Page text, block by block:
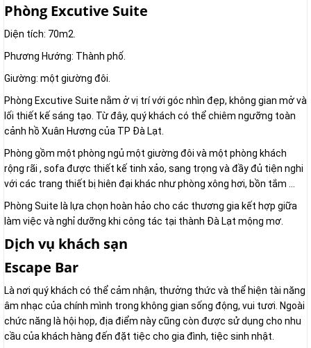
Phòng Excutive Suite
Diện tích: 70m2.
Phương Hướng: Thành phố.
Giường: một giường đôi.
Phòng Excutive Suite nằm ở vị trí với góc nhìn đẹp, không gian mở và
lối thiết kế sáng tạo. Từ đây, quý khách có thể chiêm ngưỡng toàn
cảnh hồ Xuân Hương của TP Đà Lạt.
Phòng gồm một phòng ngủ một giường đôi và một phòng khách
rộng rãi , sofa được thiết kế tinh xảo, sang trọng và đầy đủ tiện nghi
với các trang thiết bị hiên đại khác như phòng xông hơi, bồn tắm ...
Phòng Suite là lựa chọn hoàn hảo cho các thương gia kết hợp giữa
làm việc và nghỉ dưỡng khi công tác tại thành Đà Lạt mộng mơ.
Dịch vụ khách sạn
Escape Bar
Là nơi quý khách có thể cảm nhận, thưởng thức và thể hiện tài năng
âm nhạc của chính mình trong không gian sống động, vui tươi. Ngoài
chức năng là hội họp, địa điểm này cũng còn được sử dụng cho nhu
cầu của khách hàng đến đặt tiệc cho gia đình, tiệc sinh nhật.